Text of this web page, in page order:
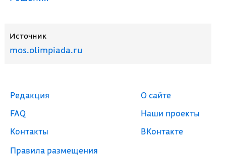
Источник
mos.olimpiada.ru
Редакция
FAQ
Контакты
Правила размещения
О сайте
Наши проекты
ВКонтакте